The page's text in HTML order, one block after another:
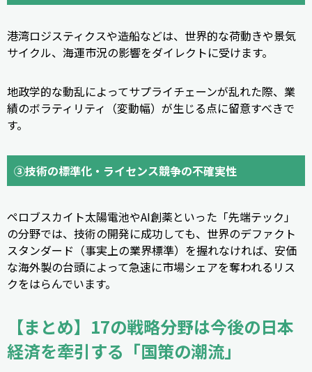
港湾ロジスティクスや造船などは、世界的な荷動きや景気
サイクル、海運市況の影響をダイレクトに受けます。
地政学的な動乱によってサプライチェーンが乱れた際、業
績のボラティリティ（変動幅）が生じる点に留意すべきで
す。
③技術の標準化・ライセンス競争の不確実性
ペロブスカイト太陽電池やAI創薬といった「先端テック」
の分野では、技術の開発に成功しても、世界のデファクト
スタンダード（事実上の業界標準）を握れなければ、安価
な海外製の台頭によって急速に市場シェアを奪われるリス
クをはらんでいます。
【まとめ】17の戦略分野は今後の日本
経済を牽引する「国策の潮流」